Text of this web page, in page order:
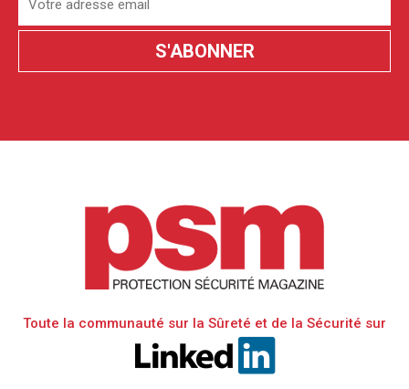
Toute la communauté sur la Sûreté et de la Sécurité sur